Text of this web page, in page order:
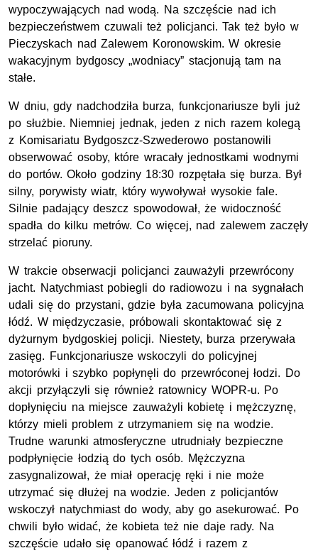
wypoczywających nad wodą. Na szczęście nad ich
bezpieczeństwem czuwali też policjanci. Tak też było w
Pieczyskach nad Zalewem Koronowskim. W okresie
wakacyjnym bydgoscy „wodniacy” stacjonują tam na
stałe.
W dniu, gdy nadchodziła burza, funkcjonariusze byli już
po służbie. Niemniej jednak, jeden z nich razem kolegą
z Komisariatu Bydgoszcz-Szwederowo postanowili
obserwować osoby, które wracały jednostkami wodnymi
do portów. Około godziny 18:30 rozpętała się burza. Był
silny, porywisty wiatr, który wywoływał wysokie fale.
Silnie padający deszcz spowodował, że widoczność
spadła do kilku metrów. Co więcej, nad zalewem zaczęły
strzelać pioruny.
W trakcie obserwacji policjanci zauważyli przewrócony
jacht. Natychmiast pobiegli do radiowozu i na sygnałach
udali się do przystani, gdzie była zacumowana policyjna
łódź. W międzyczasie, próbowali skontaktować się z
dyżurnym bydgoskiej policji. Niestety, burza przerywała
zasięg. Funkcjonariusze wskoczyli do policyjnej
motorówki i szybko popłynęli do przewróconej łodzi. Do
akcji przyłączyli się również ratownicy WOPR-u. Po
dopłynięciu na miejsce zauważyli kobietę i mężczyznę,
którzy mieli problem z utrzymaniem się na wodzie.
Trudne warunki atmosferyczne utrudniały bezpieczne
podpłynięcie łodzią do tych osób. Mężczyzna
zasygnalizował, że miał operację ręki i nie może
utrzymać się dłużej na wodzie. Jeden z policjantów
wskoczył natychmiast do wody, aby go asekurować. Po
chwili było widać, że kobieta też nie daje rady. Na
szczęście udało się opanować łódź i razem z